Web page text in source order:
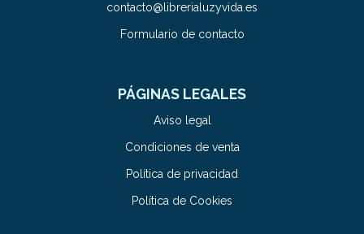
contacto@librerialuzyvida.es
Formulario de contacto
PÁGINAS LEGALES
Aviso legal
Condiciones de venta
Política de privacidad
Política de Cookies